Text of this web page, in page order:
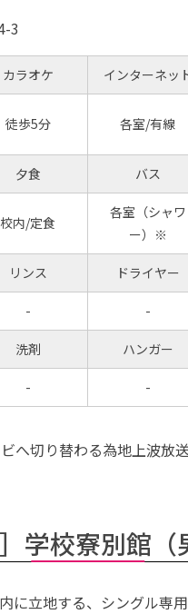
3
カラオケ インターネッ
徒歩5分 各室/有線
夕食 バス
校内/定食
各室（シャワ
ー）※
リンス ドライヤー
- -
洗剤 ハンガー
- -
切り替わる為地上波放
学校寮別館（
に立地する、シングル専